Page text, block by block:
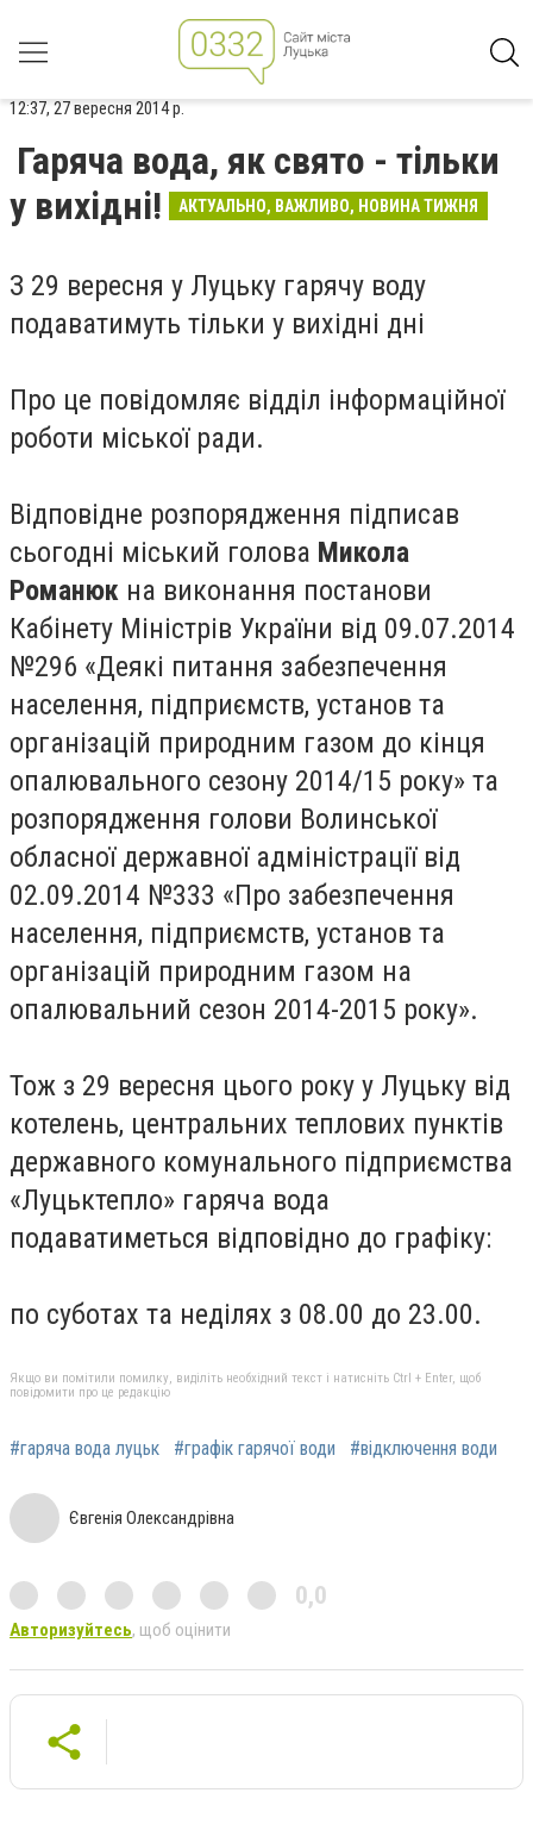
12:37, 27 вересня 2014 р.
Гаряча вода, як свято - тільки
у вихідні!
АКТУАЛЬНО, ВАЖЛИВО, НОВИНА ТИЖНЯ
З 29 вересня у Луцьку гарячу воду
подаватимуть тільки у вихідні дні
Про це повідомляє відділ інформаційної
роботи міської ради.
Відповідне розпорядження підписав
сьогодні міський голова Микола
Романюк на виконання постанови
Кабінету Міністрів України від 09.07.2014
№296 «Деякі питання забезпечення
населення, підприємств, установ та
організацій природним газом до кінця
опалювального сезону 2014/15 року» та
розпорядження голови Волинської
обласної державної адміністрації від
02.09.2014 №333 «Про забезпечення
населення, підприємств, установ та
організацій природним газом на
опалювальний сезон 2014-2015 року».
Тож з 29 вересня цього року у Луцьку від
котелень, центральних теплових пунктів
державного комунального підприємства
«Луцьктепло» гаряча вода
подаватиметься відповідно до графіку:
по суботах та неділях з 08.00 до 23.00.
Якщо ви помітили помилку, виділіть необхідний текст і натисніть Ctrl + Enter, щоб
повідомити про це редакцію
#гаряча вода луцьк #графік гарячої води #відключення води
Євгенія Олександрівна
0,0
Авторизуйтесь, щоб оцінити